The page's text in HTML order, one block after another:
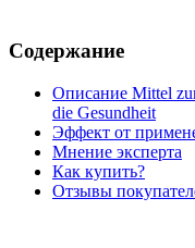
Содержание
Описание Mittel
die Gesundheit
Эффект от
Мнение эксперта
Как купить?
Отзывы